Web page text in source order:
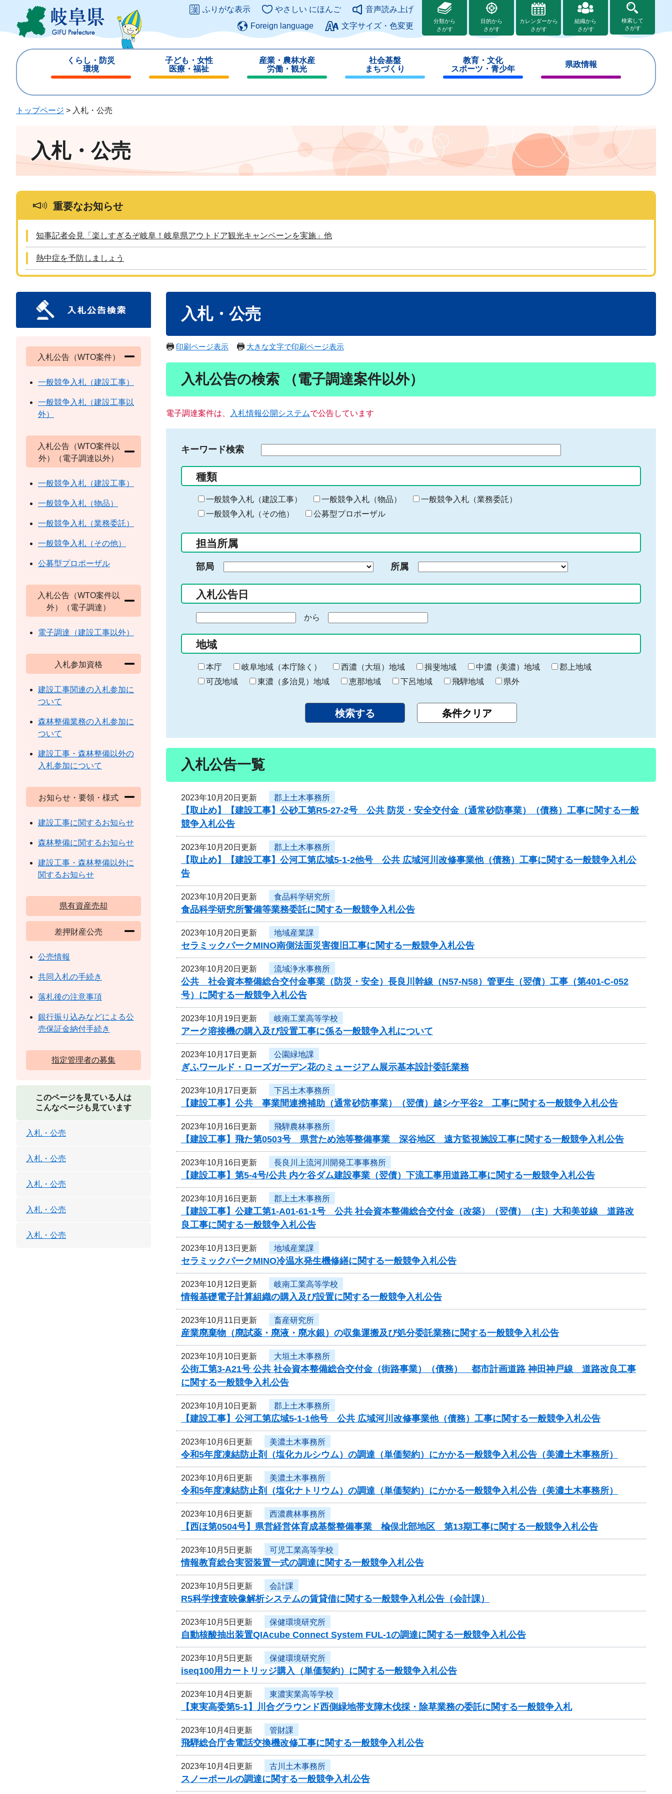
ジ
ュ
このページの本文へ
ふりがな表示 やさしい にほんご
音声読み上げ
Foreign language
文字サイズ・色変更
分類から
さがす
目的から
さがす
カレンダーから
さがす
組織から
さがす
検索して
さがす
くらし・防災
環境
じ
子ども・女性
医療・福祉
じ
産業・農林水産
労働・観光
じ
社会基盤
まちづくり
じ
教育・文化
スポーツ・青少年
じ
県政情報
じ
トップページ > 入札・公売
入札・公売
重要なお知らせ
知事記者会見「楽しすぎるぞ岐阜！岐阜県アウトドア観光キャンペーンを実施」他
熱中症を予防しましょう
入札・公売
印刷ページ表示 大きな文字で印刷ページ表示
入札公告の検索 （電子調達案件以外）
電子調達案件は、 入札情報公開システムで公告しています
キーワード検索
る
キ
ー
ー
入
力
種類
一般競争入札（建設工事） 一般競争入札（物品）
一般競争入札（業務委託）
一般競争入札（その他）
公募型プロポーザル
担当所属
部局 所属
入札公告日
の
始
ま
り
から
終
わ
り
地域
本庁 岐阜地域（本庁除く） 西濃（大垣）地域 揖斐地域 中濃（美濃）地域
郡上地域
可茂地域
東濃（多治見）地域 恵那地域 下呂地域 飛騨地域 県外
入札公告一覧
2023年10月20日更新 郡上土木事務所
【取止め】【建設工事】公砂工第R5-27-2号 公共 防災・安全交付金（通常砂防事業）（債務）工事に関する一般
競争入札公告
2023年10月20日更新 郡上土木事務所
【取止め】【建設工事】公河工第広域5-1-2他号 公共 広域河川改修事業他（債務）工事に関する一般競争入札公
告
2023年10月20日更新 食品科学研究所
食品科学研究所警備等業務委託に関する一般競争入札公告
2023年10月20日更新 地域産業課
セラミックパークMINO南側法面災害復旧工事に関する一般競争入札公告
2023年10月20日更新 流域浄水事務所
公共 社会資本整備総合交付金事業（防災・安全）長良川幹線（N57-N58）管更生（翌債）工事（第401-C-052
号）に関する一般競争入札公告
2023年10月19日更新 岐南工業高等学校
アーク溶接機の購入及び設置工事に係る一般競争入札について
2023年10月17日更新 公園緑地課
ぎふワールド・ローズガーデン花のミュージアム展示基本設計委託業務
2023年10月17日更新 下呂土木事務所
【建設工事】公共 事業間連携補助（通常砂防事業）（翌債）越シケ平谷2 工事に関する一般競争入札公告
2023年10月16日更新 飛騨農林事務所
【建設工事】飛た第0503号 県営ため池等整備事業 深谷地区 遠方監視施設工事に関する一般競争入札公告
2023年10月16日更新 長良川上流河川開発工事事務所
【建設工事】第5-4号/公共 内ケ谷ダム建設事業（翌債）下流工事用道路工事に関する一般競争入札公告
2023年10月16日更新 郡上土木事務所
【建設工事】公建工第1-A01-61-1号 公共 社会資本整備総合交付金（改築）（翌債）（主）大和美並線 道路改
良工事に関する一般競争入札公告
2023年10月13日更新 地域産業課
セラミックパークMINO冷温水発生機修繕に関する一般競争入札公告
2023年10月12日更新 岐南工業高等学校
情報基礎電子計算組織の購入及び設置に関する一般競争入札公告
2023年10月11日更新 畜産研究所
産業廃棄物（廃試薬・廃液・廃水銀）の収集運搬及び処分委託業務に関する一般競争入札公告
2023年10月10日更新 大垣土木事務所
公街工第3-A21号 公共 社会資本整備総合交付金（街路事業）（債務） 都市計画道路 神田神戸線 道路改良工事
に関する一般競争入札公告
2023年10月10日更新 郡上土木事務所
【建設工事】公河工第広域5-1-1他号 公共 広域河川改修事業他（債務）工事に関する一般競争入札公告
2023年10月6日更新 美濃土木事務所
令和5年度凍結防止剤（塩化カルシウム）の調達（単価契約）にかかる一般競争入札公告（美濃土木事務所）
2023年10月6日更新 美濃土木事務所
令和5年度凍結防止剤（塩化ナトリウム）の調達（単価契約）にかかる一般競争入札公告（美濃土木事務所）
2023年10月6日更新 西濃農林事務所
【西ほ第0504号】県営経営体育成基盤整備事業 楡俣北部地区 第13期工事に関する一般競争入札公告
2023年10月5日更新 可児工業高等学校
情報教育総合実習装置一式の調達に関する一般競争入札公告
2023年10月5日更新 会計課
R5科学捜査映像解析システムの賃貸借に関する一般競争入札公告（会計課）
2023年10月5日更新 保健環境研究所
自動核酸抽出装置QIAcube Connect System FUL-1の調達に関する一般競争入札公告
2023年10月5日更新 保健環境研究所
iseq100用カートリッジ購入（単価契約）に関する一般競争入札公告
2023年10月4日更新 東濃実業高等学校
【東実高委第5-1】川合グラウンド西側緑地帯支障木伐採・除草業務の委託に関する一般競争入札
2023年10月4日更新 管財課
飛騨総合庁舎電話交換機改修工事に関する一般競争入札公告
2023年10月4日更新 古川土木事務所
スノーポールの調達に関する一般競争入札公告
入札公告（WTO案件）
一般競争入札（建設工事）
一般競争入札（建設工事以
外）
入札公告（WTO案件以
外）（電子調達以外）
一般競争入札（建設工事）
一般競争入札（物品）
一般競争入札（業務委託）
一般競争入札（その他）
公募型プロポーザル
入札公告（WTO案件以
外）（電子調達）
電子調達（建設工事以外）
入札参加資格
建設工事関連の入札参加に
ついて
森林整備業務の入札参加に
ついて
建設工事・森林整備以外の
入札参加について
お知らせ・要領・様式
建設工事に関するお知らせ
森林整備に関するお知らせ
建設工事・森林整備以外に
関するお知らせ
県有資産売却
差押財産公売
公売情報
共同入札の手続き
落札後の注意事項
銀行振り込みなどによる公
売保証金納付手続き
指定管理者の募集
このページを見ている人は
こんなページも見ています
入札・公売
入札・公売
入札・公売
入札・公売
入札・公売